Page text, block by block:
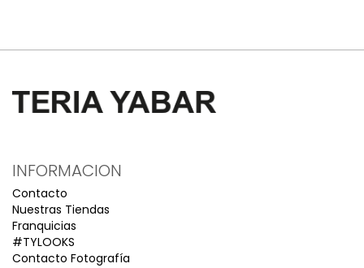
INFORMACION
Contacto
Nuestras Tiendas
Franquicias
#TYLOOKS
Contacto Fotografía